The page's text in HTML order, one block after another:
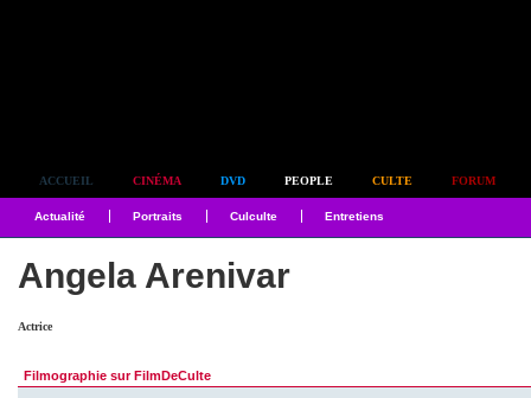
ACCUEIL CINÉMA DVD PEOPLE CULTE FORUM
Actualité Portraits Culculte Entretiens
Angela Arenivar
Actrice
Filmographie sur FilmDeCulte